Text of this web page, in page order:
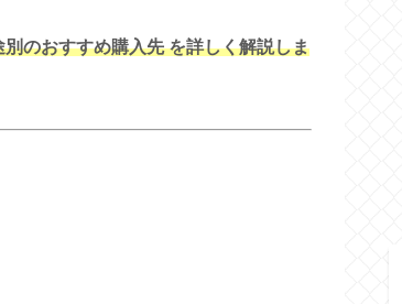
のおすすめ購入先 を詳しく解説しま